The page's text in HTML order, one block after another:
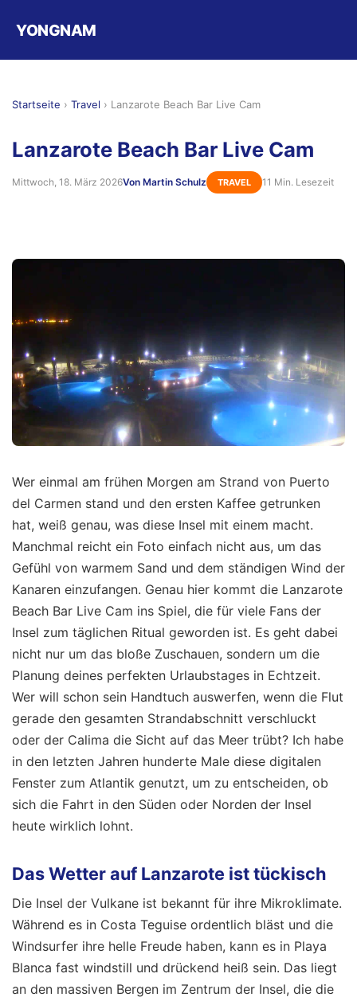
YONGNAM
Startseite › Travel › Lanzarote Beach Bar Live Cam
Lanzarote Beach Bar Live Cam
Mittwoch, 18. März 2026Von Martin Schulz TRAVEL 11 Min. Lesezeit
Wer einmal am frühen Morgen am Strand von Puerto
del Carmen stand und den ersten Kaffee getrunken
hat, weiß genau, was diese Insel mit einem macht.
Manchmal reicht ein Foto einfach nicht aus, um das
Gefühl von warmem Sand und dem ständigen Wind der
Kanaren einzufangen. Genau hier kommt die Lanzarote
Beach Bar Live Cam ins Spiel, die für viele Fans der
Insel zum täglichen Ritual geworden ist. Es geht dabei
nicht nur um das bloße Zuschauen, sondern um die
Planung deines perfekten Urlaubstages in Echtzeit.
Wer will schon sein Handtuch auswerfen, wenn die Flut
gerade den gesamten Strandabschnitt verschluckt
oder der Calima die Sicht auf das Meer trübt? Ich habe
in den letzten Jahren hunderte Male diese digitalen
Fenster zum Atlantik genutzt, um zu entscheiden, ob
sich die Fahrt in den Süden oder Norden der Insel
heute wirklich lohnt.
Das Wetter auf Lanzarote ist tückisch
Die Insel der Vulkane ist bekannt für ihre Mikroklimate.
Während es in Costa Teguise ordentlich bläst und die
Windsurfer ihre helle Freude haben, kann es in Playa
Blanca fast windstill und drückend heiß sein. Das liegt
an den massiven Bergen im Zentrum der Insel, die die